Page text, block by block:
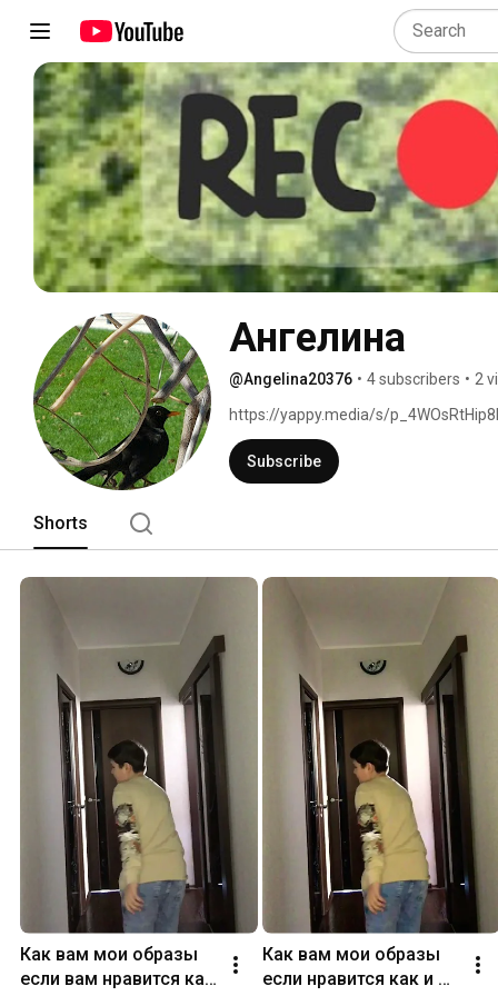
Ангелина
@Angelina20376 • 4 subscribers • 2
https://yappy.media/s/
Subscribe
Shorts
Как вам мои образы
если вам нравится как
Как вам мои образы
если нравится как и